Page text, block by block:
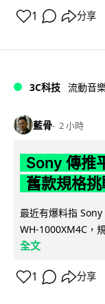
1 分享
3C科技 流動音
藍骨 2 小時
Sony 傳推
舊款規格
最近有爆料指
WH-1000XM4C，
全文
1 分享